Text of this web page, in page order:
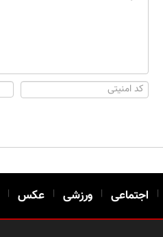
| اجتماعی | ورزشی | عکس |